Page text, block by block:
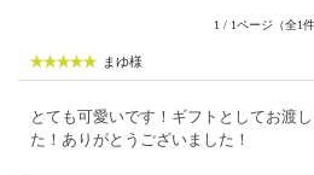
1 / 1ページ（全1件
まゆ様
とても可愛いです！ギフトとしてお渡
た！ありがとうございました！